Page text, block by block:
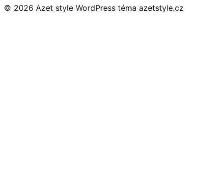
© 2026 Azet style WordPress téma azetstyle.cz